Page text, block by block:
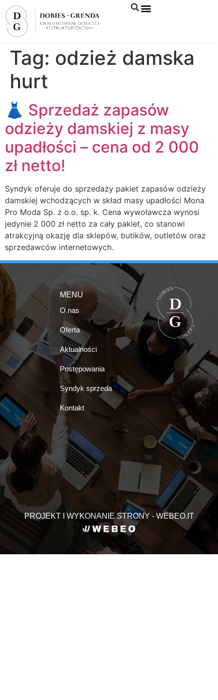
Tag: odzież damska
hurt
👗 Sprzedaż zapasów
odzieży damskiej z masy
upadłości – cena od 2 000
zł netto!
Syndyk oferuje do sprzedaży pakiet zapasów odzieży
damskiej wchodzących w skład masy upadłości Mona
Pro Moda Sp. z o.o. sp. k. Cena wywoławcza wynosi
jedynie 2 000 zł netto za cały pakiet, co stanowi
atrakcyjną okazję dla sklepów, butików, outletów oraz
sprzedawców internetowych.
MENU
O nas
Oferta
Aktualności
Postępowania
Syndyk sprzeda
Kontakt
PROJEKT I WYKONANIE STRONY - WEBEO.IT